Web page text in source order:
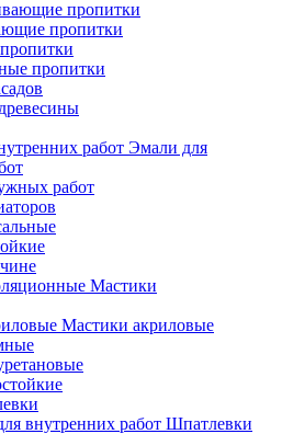
пропитки
пропитки
Эмали для
работ
Мастики
Мастики акриловые
Шпатлевки